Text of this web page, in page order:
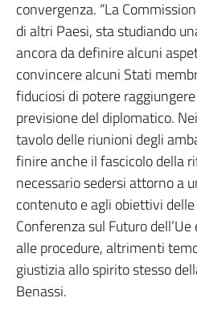
convergenza. “La
di altri Paesi, sta studiando
ancora da definire alcuni
convincere alcuni Stati
fiduciosi di potere
previsione del diplomatico.
tavolo delle riunioni degli
finire anche il fascicolo della
necessario sedersi attorno a
contenuto e agli obiettivi
Conferenza sul Futuro
alle procedure, altrimenti
giustizia allo spirito stesso
Benassi.